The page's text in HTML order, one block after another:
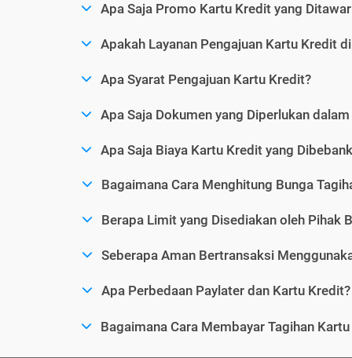
Apa Saja Promo Kartu Kredit yang
Apakah Layanan Pengajuan Kartu Kredit
Apa Syarat Pengajuan Kartu Kredit?
Apa Saja Dokumen yang Diperlukan
Apa Saja Biaya Kartu Kredit yang
Bagaimana Cara Menghitung Bunga
Berapa Limit yang Disediakan oleh Pihak
Seberapa Aman Bertransaksi
Apa Perbedaan Paylater dan Kartu Kredit?
Bagaimana Cara Membayar Tagihan